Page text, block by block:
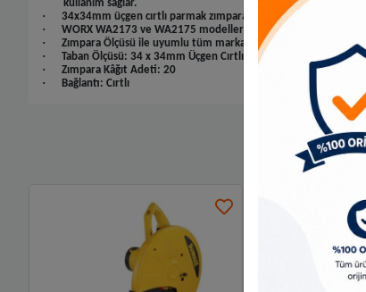
kullanım sağlar.
· 34x34mm üçgen cırtlı parmak zımpara kâğıdı ile dar ve en
· WORX WA2173 ve WA2175 modelleri ile kullanıma uyumludur.
· Zımpara Ölçüsü ile uyumlu tüm markalardaki çok amaçlı
· Taban Ölçüsü: 34 x 34mm Üçgen Cırtlı Parmak Zımpara Kâğıdı
· Zımpara Kâğıt Adeti: 20
· Bağlantı: Cırtlı